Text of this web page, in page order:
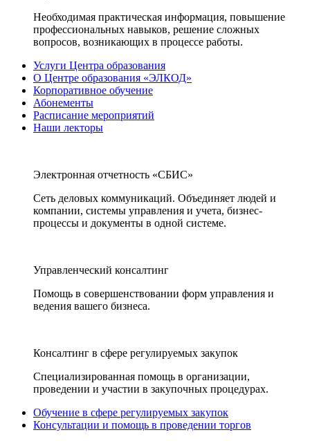
Необходимая практическая информация, повышение
профессиональных навыков, решение сложных
вопросов, возникающих в процессе работы.
Услуги Центра образования
О Центре образования «ЭЛКОД»
Корпоративное обучение
Абонементы
Расписание мероприятий
Наши лекторы
Электронная отчетность «СБИС»
Сеть деловых коммуникаций. Объединяет людей и
компании, системы управления и учета, бизнес-
процессы и документы в одной системе.
Управленческий консалтинг
Помощь в совершенствовании форм управления и
ведения вашего бизнеса.
Консалтинг в сфере регулируемых закупок
Специализированная помощь в организации,
проведении и участии в закупочных процедурах.
Обучение в сфере регулируемых закупок
Консультации и помощь в проведении торгов